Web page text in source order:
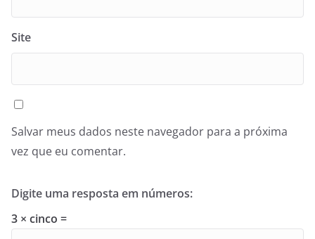
Site
Salvar meus dados neste navegador para a próxima
vez que eu comentar.
Digite uma resposta em números:
3 × cinco =